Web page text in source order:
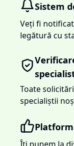
Sistem
Veți fi
legătură cu
Toate
specialiștii
Îți punem la